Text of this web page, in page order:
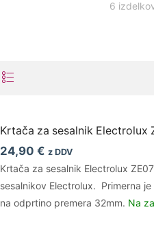
6
Krtača za sesalnik Electrolux
24,90 € z DDV
Krtača za sesalnik Electrolux
sesalnikov Electrolux. Primerna
na odprtino premera 32mm. Na